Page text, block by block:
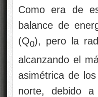
Como era de
balance de
(Q0), pero la
alcanzando el
asimétrica de
norte, debido